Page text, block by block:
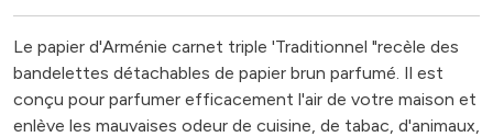
Le papier d'Arménie carnet triple 'Traditionnel "recèle des
bandelettes détachables de papier brun parfumé. Il est
conçu pour parfumer efficacement l'air de votre maison et
enlève les mauvaises odeur de cuisine, de tabac, d'animaux,